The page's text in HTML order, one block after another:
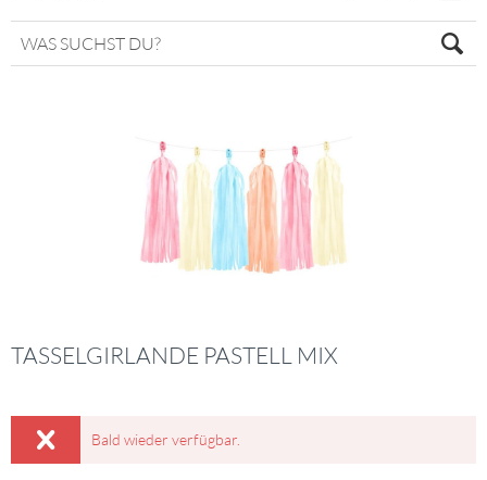
TASSELGIRLANDE PASTELL MIX
Bald wieder verfügbar.